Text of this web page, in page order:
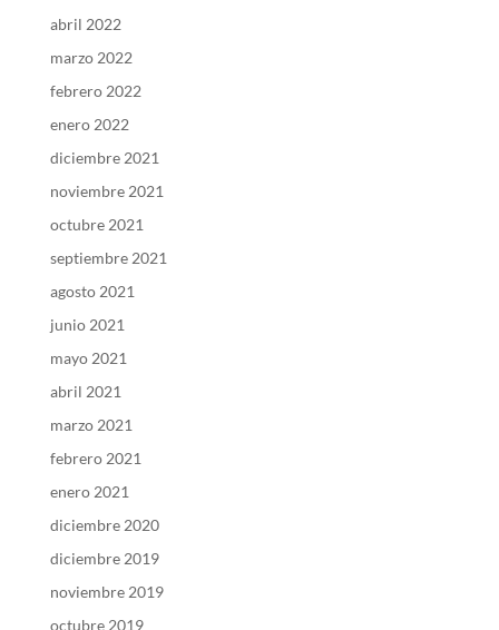
abril 2022
marzo 2022
febrero 2022
enero 2022
diciembre 2021
noviembre 2021
octubre 2021
septiembre 2021
agosto 2021
junio 2021
mayo 2021
abril 2021
marzo 2021
febrero 2021
enero 2021
diciembre 2020
diciembre 2019
noviembre 2019
octubre 2019